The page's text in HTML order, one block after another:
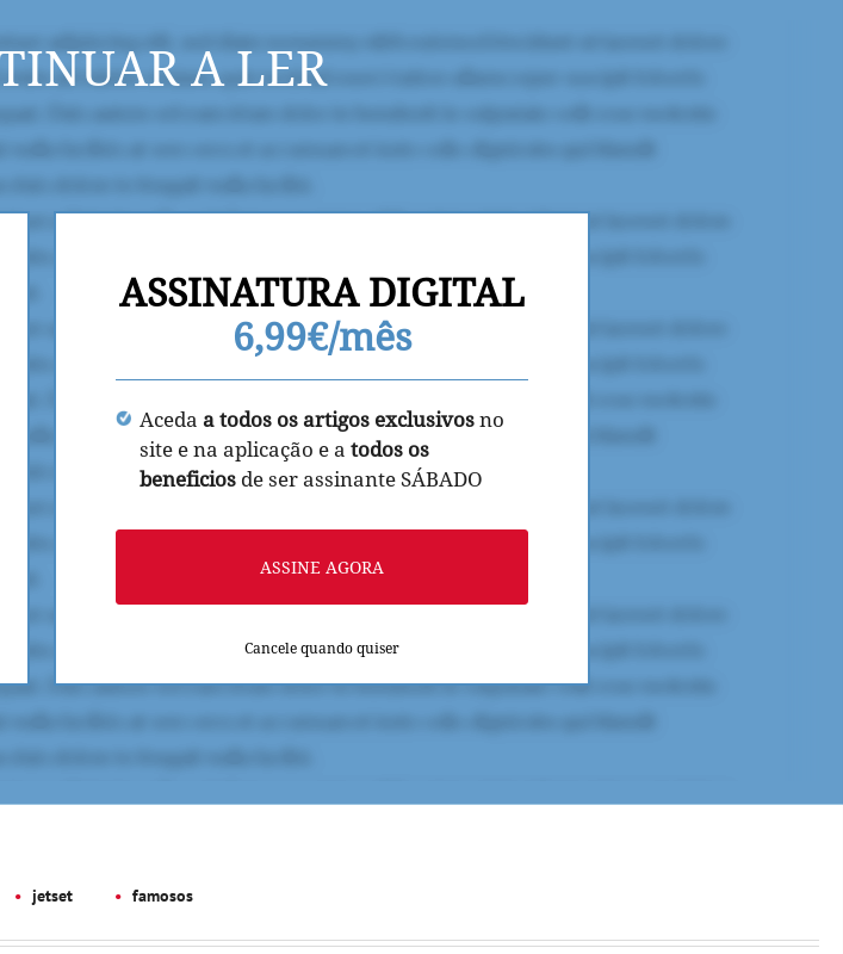
A LER
ASSINATURA DIGITAL
6,99€/mês
Aceda a todos os artigos exclusivosno
site e na aplicação e a todos os
beneficios de ser assinante SÁBADO
ASSINE AGORA
Cancele quando quiser
jetset famosos